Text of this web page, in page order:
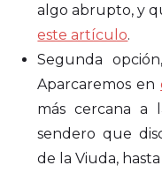
algo abrupto, y
este artículo.
Segunda
Aparcaremos en
más cercana a
sendero que
de la Viuda,